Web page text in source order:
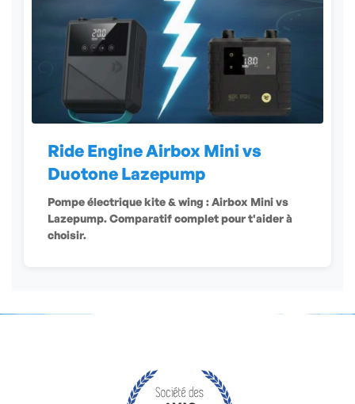
Ride Engine Airbox Mini vs
Duotone Lazepump
Pompe électrique kite & wing : Airbox Mini vs
Lazepump. Comparatif complet pour t'aider à
choisir.